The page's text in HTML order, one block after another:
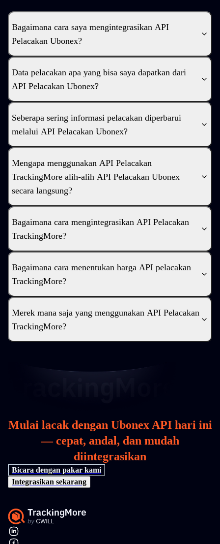
Bagaimana cara saya mengintegrasikan API
Pelacakan Ubonex?
Data pelacakan apa yang bisa saya dapatkan dari
API Pelacakan Ubonex?
Seberapa sering informasi pelacakan diperbarui
melalui API Pelacakan Ubonex?
Mengapa menggunakan API Pelacakan
TrackingMore alih-alih API Pelacakan Ubonex
secara langsung?
Bagaimana cara mengintegrasikan API Pelacakan
TrackingMore?
Bagaimana cara menentukan harga API pelacakan
TrackingMore?
Merek mana saja yang menggunakan API Pelacakan
TrackingMore?
Mulai lacak dengan Ubonex API hari ini
— cepat, andal, dan mudah
diintegrasikan
Bicara dengan pakar kami
Integrasikan sekarang